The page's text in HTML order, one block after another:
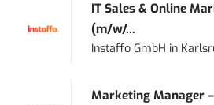
IT Sales & Online
(m/w/...
Instaffo GmbH in
Marketing Manager